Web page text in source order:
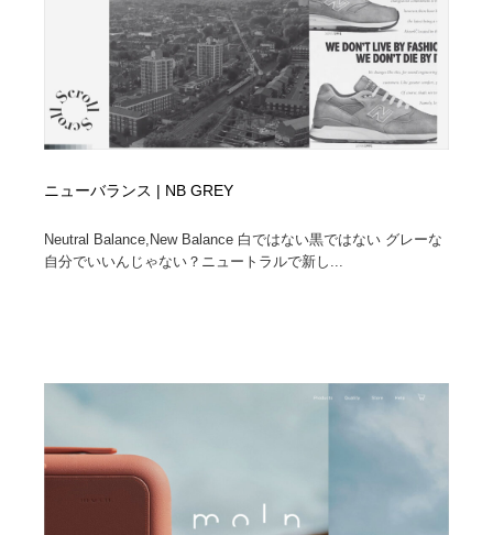
ニューバランス | NB GREY
Neutral Balance,New Balance 白ではない黒ではない グレーな
自分でいいんじゃない？ニュートラルで新し...